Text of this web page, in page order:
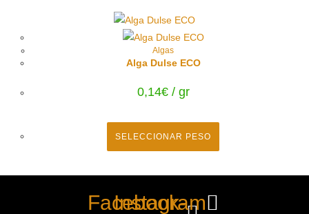
Algas
Alga Dulse ECO
0,14€/ gr
SELECCIONAR PESO
Facebook-
Instagram